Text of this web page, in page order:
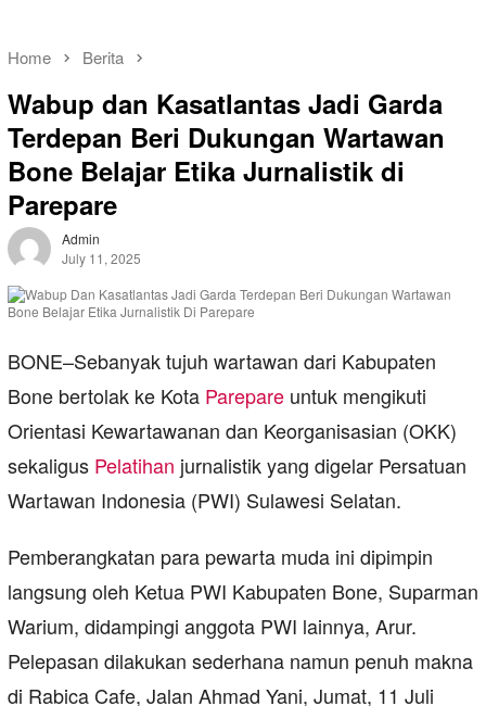
Home Berita
Wabup dan Kasatlantas Jadi Garda
Terdepan Beri Dukungan Wartawan
Bone Belajar Etika Jurnalistik di
Parepare
Admin
July 11, 2025
BONE–Sebanyak tujuh wartawan dari Kabupaten
Bone bertolak ke Kota Parepare untuk mengikuti
Orientasi Kewartawanan dan Keorganisasian (OKK)
sekaligus Pelatihan jurnalistik yang digelar Persatuan
Wartawan Indonesia (PWI) Sulawesi Selatan.
Pemberangkatan para pewarta muda ini dipimpin
langsung oleh Ketua PWI Kabupaten Bone, Suparman
Warium, didampingi anggota PWI lainnya, Arur.
Pelepasan dilakukan sederhana namun penuh makna
di Rabica Cafe, Jalan Ahmad Yani, Jumat, 11 Juli